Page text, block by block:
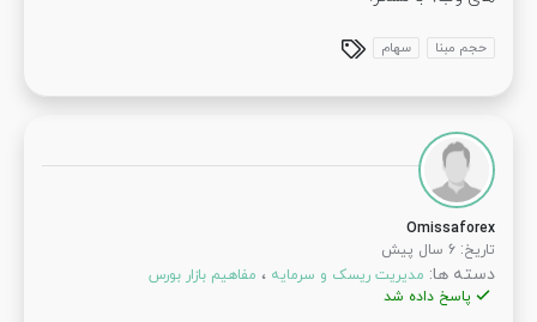
حجم مبنا سهام
Omissaforex
تاریخ: 6 سال پیش
دسته ها: مدیریت ریسک و سرمایه ، مفاهیم بازار بورس
پاسخ داده شد